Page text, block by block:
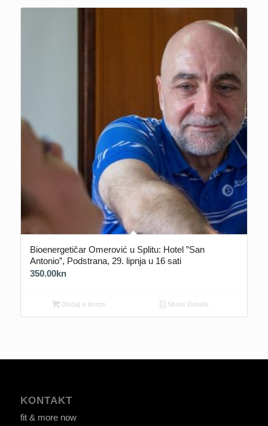
Bioenergetičar Omerović u Splitu: Hotel ”San
Antonio”, Podstrana, 29. lipnja u 16 sati
350.00kn
Dodaj u korpu Show Details
KONTAKT
fit & more now